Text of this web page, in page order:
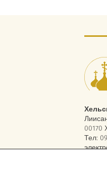
00170
Тел: